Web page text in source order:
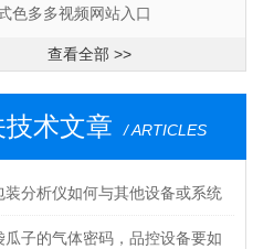
色多多视频网站入口
查看全部 >>
技术文章 / ARTICLES
装分析仪如何与其他设备或系统
？子的气体密码，品控设备要如